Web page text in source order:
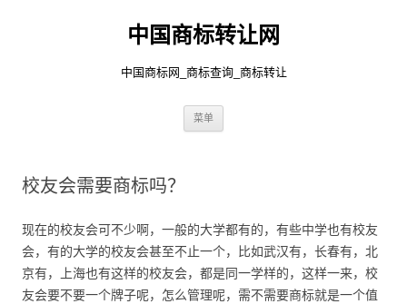
中国商标转让网
中国商标网_商标查询_商标转让
菜单
校友会需要商标吗？
现在的校友会可不少啊，一般的大学都有的，有些中学也有校友
会，有的大学的校友会甚至不止一个，比如武汉有，长春有，北
京有，上海也有这样的校友会，都是同一学样的，这样一来，校
友会要不要一个牌子呢，怎么管理呢，需不需要商标就是一个值